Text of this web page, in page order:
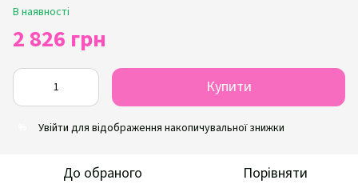
В наявності
2 826 грн
Купити
Увійти для відображення накопичувальної знижки
До обраного Порівняти